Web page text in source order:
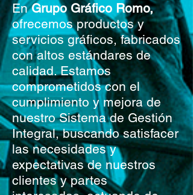
EnGrupo Gráfico Romo,
ofrecemos productos y
servicios gráficos, fabricados
con altos estándares de
calidad. Estamos
comprometidos con el
cumplimiento y mejora de
nuestro Sistema de Gestión
Integral, buscando satisfacer
las necesidades y
expectativas de nuestros
clientes y partes